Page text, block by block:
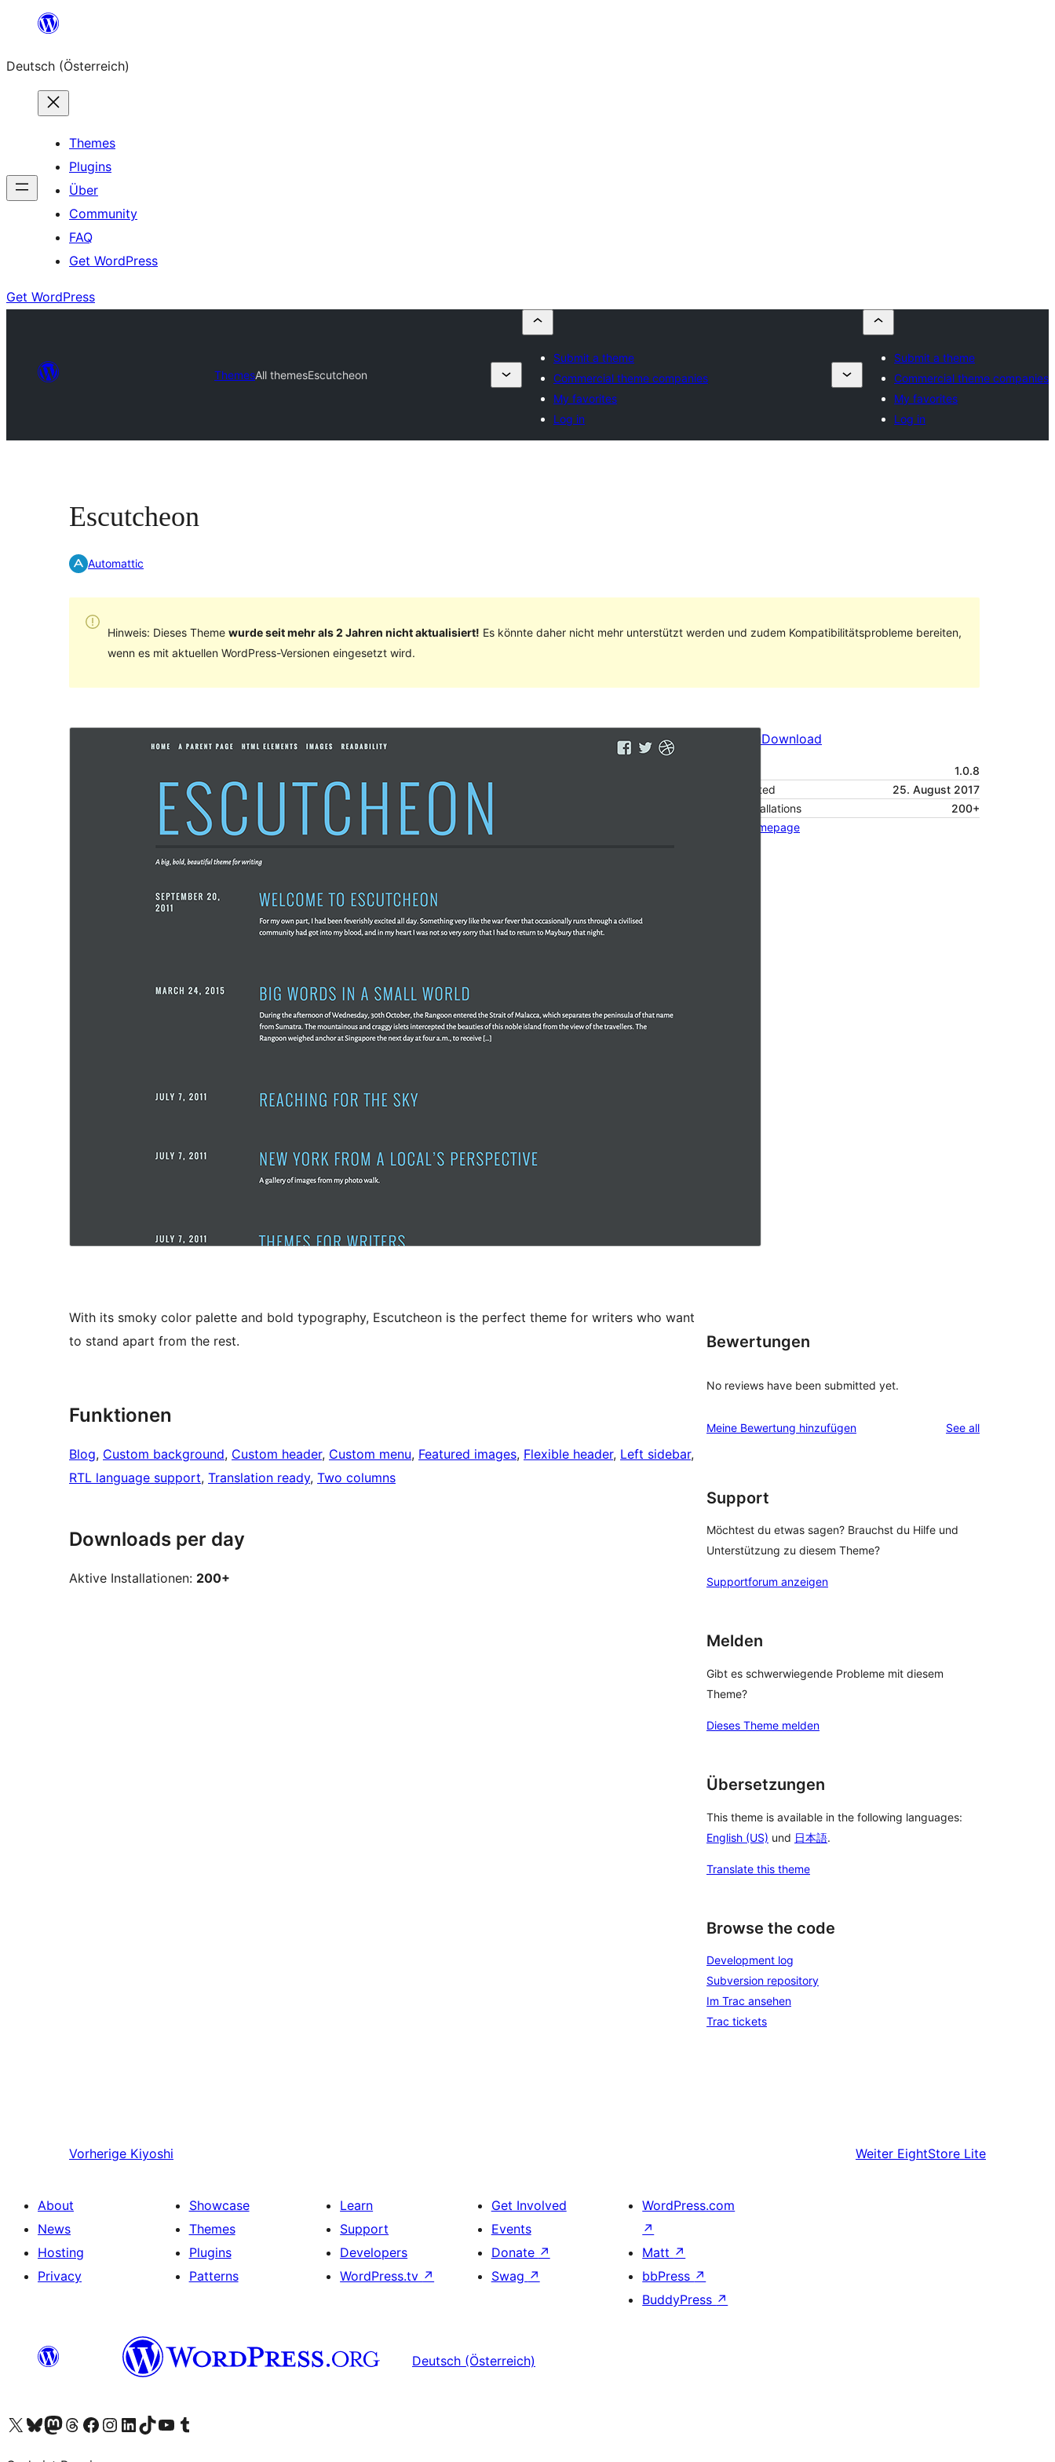
springen
Deutsch (Österreich)
Themes
Plugins
Über
Community
FAQ
Get WordPress
Get WordPress
ThemesAll themesEscutcheon
Submit a theme
Commercial theme companies
My favorites
Log in
Submit a theme
Commercial theme companies
My favorites
Log in
Escutcheon
Automattic
Hinweis: Dieses Theme wurde seit mehr als 2 Jahren nicht aktualisiert! Es könnte daher nicht mehr unterstützt werden und zudem Kompatibilitätsprobleme bereiten,
wenn es mit aktuellen WordPress-Versionen eingesetzt wird.
Download
1.0.8
Last updated
25. August 2017
Active installations
200+
Theme homepage
With its smoky color palette and bold typography, Escutcheon is the perfect theme for writers who want
to stand apart from the rest.
Funktionen
Blog, Custom background, Custom header, Custom menu, Featured images, Flexible header, Left sidebar
RTL language support, Translation ready, Two columns
Downloads per day
Aktive Installationen: 200+
Bewertungen
No reviews have been submitted yet.
Meine Bewertung hinzufügen See allreviews
Support
Möchtest du etwas sagen? Brauchst du Hilfe und
Unterstützung zu diesem Theme?
Supportforum anzeigen
Melden
Gibt es schwerwiegende Probleme mit diesem
Theme?
Dieses Theme melden
Übersetzungen
This theme is available in the following languages:
English (US) und 日本語.
Translate this theme
Browse the code
Development log
Subversion repository
Im Trac ansehen
Trac tickets
Vorherige Kiyoshi Weiter EightStore Lite
About
News
Hosting
Privacy
Showcase
Themes
Plugins
Patterns
Learn
Support
Developers
WordPress.tv ↗
Get Involved
Events
Donate ↗
Swag ↗
WordPress.com
↗
Matt ↗
bbPress ↗
BuddyPress ↗
Deutsch (Österreich)
Visit our X (formerly Twitter) account
Visit our Bluesky account
Visit our Mastodon account
Visit our Threads account
Visit our Facebook page
Visit our Instagram account
Visit our LinkedIn account
Visit our TikTok account
Visit our YouTube channel
Visit our Tumblr account